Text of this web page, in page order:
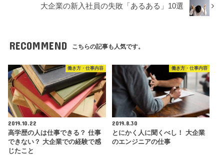
大企業の新入社員の失敗「あるある」10選
RECOMMEND こちらの記事も人気です。
働き方・仕事内容
2019.10.22
高学歴の人は仕事できる？ 仕事
できない？ 大企業での経験で感
じたこと
働き方・仕事内容
2019.8.30
とにかく人に聞くべし！ 大企業
のエンジニアの仕事